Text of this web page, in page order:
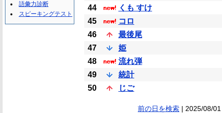
44
くも すけ
45
コロ
46
最後尾
47
姫
48
流れ弾
49
統計
50
じご
前の日を検索| 2025/08/
語彙力診断
スピーキングテスト